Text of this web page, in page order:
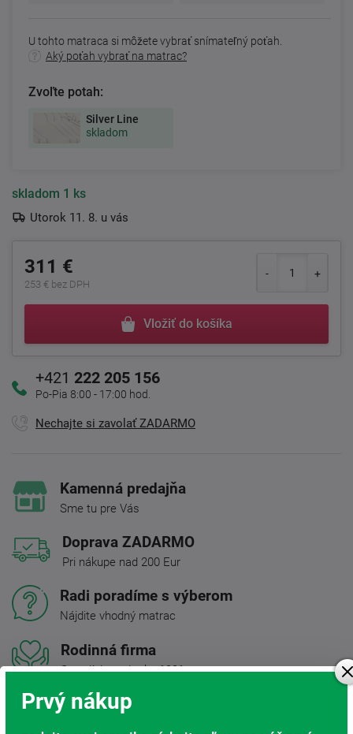
U tohto matraca si môžete vybrať snímateľný poťah.
Aký poťah vybrať na matrac?
Zvoľte potah:
Silver Line
skladom
skladom 1 ks
Utorok 11. 8. u vás
311 €
253 € bez DPH
Vložiť do košíka
+421 222 205 156
Po-Pia 8:00 - 17:00 hod.
Nechajte si zavolať ZADARMO
Kamenná predajňa
Sme tu pre Vás
Doprava ZADARMO
Pri nákupe nad 200 Eur
Radi poradíme s výberom
Nájdite vhodný matrac
Rodinná firma
S tradíciou od roku 1991
Prvý nákup